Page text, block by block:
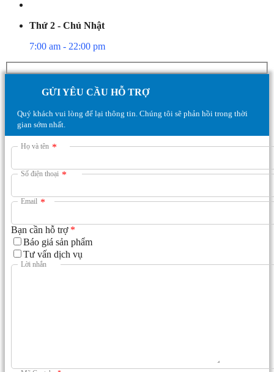
Thứ 2 - Chủ Nhật
7:00 am - 22:00 pm
GỬI YÊU CẦU HỖ TRỢ
Quý khách vui lòng để lại thông tin. Chúng tôi sẽ phản hồi trong thời
gian sớm nhất.
Họ và tên *
Số điện thoại *
Email *
Bạn cần hỗ trợ *
Báo giá sản phẩm
Tư vấn dịch vụ
Lời nhắn